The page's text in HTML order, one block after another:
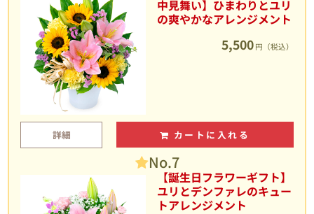
中見舞い】ひまわりとユリ
の爽やかなアレンジメント
5,500 円（税込）
詳細 カートに入れる
No.7
【誕生日フラワーギフト】
ユリとデンファレのキュー
トアレンジメント